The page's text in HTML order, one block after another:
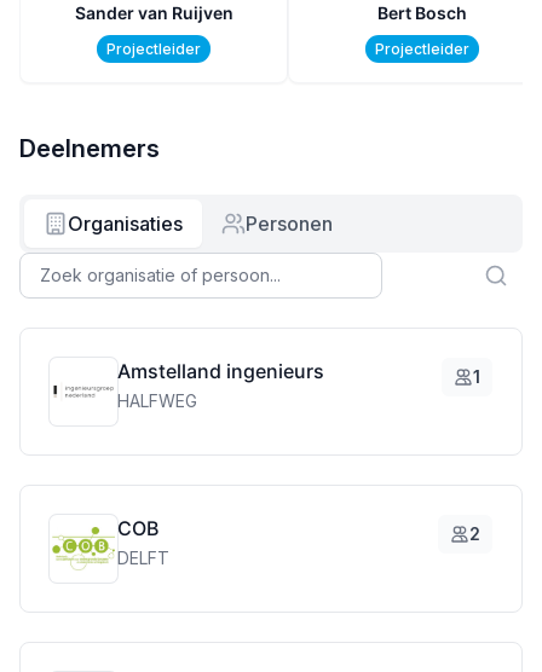
Sander van Ruijven
Projectleider
Bert Bosch
Projectleider
Deelnemers
Organisaties Personen
Amstelland ingenieurs
HALFWEG
1
COB
DELFT
2